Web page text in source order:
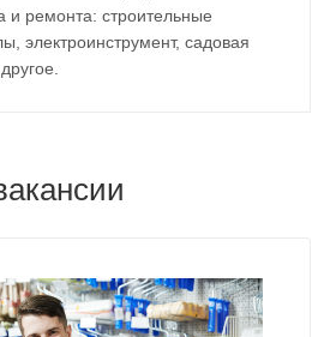
и ремонта: строительные
электроинструмент, садовая